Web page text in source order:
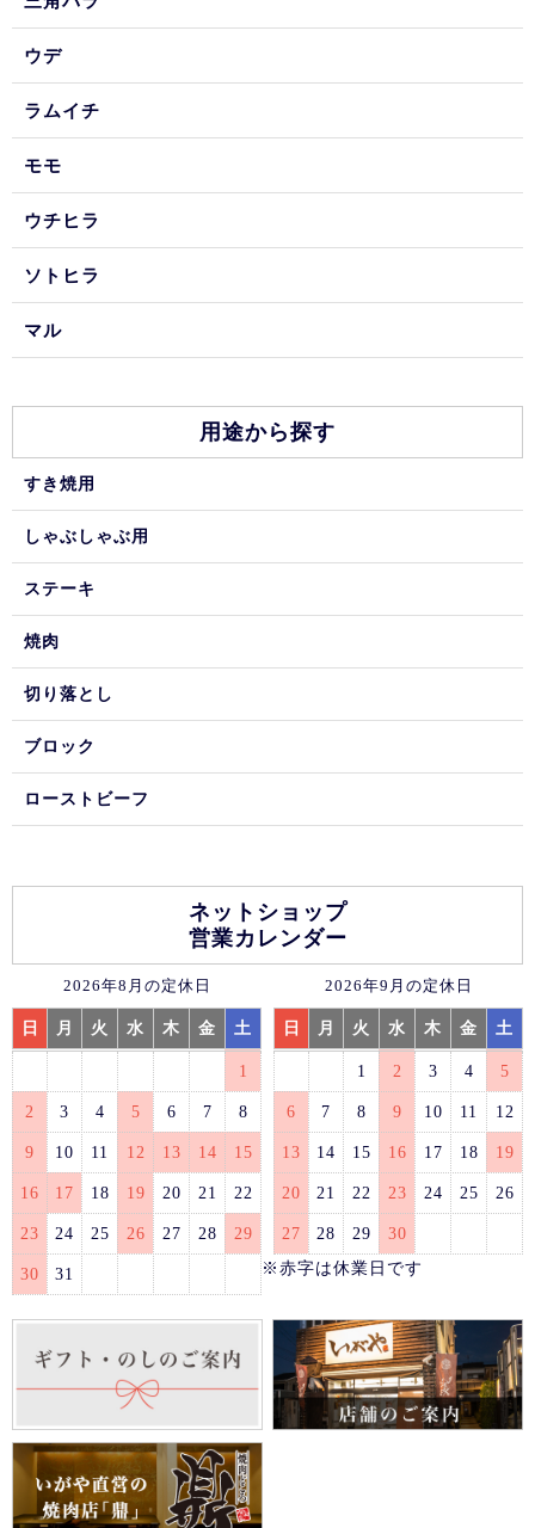
ウデ
ラムイチ
モモ
ウチヒラ
ソトヒラ
マル
用途から探す
すき焼用
しゃぶしゃぶ用
ステーキ
焼肉
切り落とし
ブロック
ローストビーフ
ネットショップ
営業カレンダー
2026年8月の定休日
日 月 火 水 木 金 土
1
2 3 4 5 6 7 8
9 10 11 12 13 14 15
16 17 18 19 20 21 22
23 24 25 26 27 28 29
30 31
2026年9月の定休日
日 月 火 水 木 金 土
1 2 3 4 5
6 7 8 9 10 11 12
13 14 15 16 17 18 19
20 21 22 23 24 25 26
27 28 29
30
※赤字は休業日です